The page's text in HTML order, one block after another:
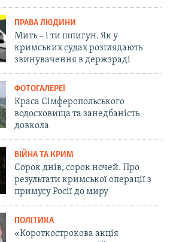
ПРАВА ЛЮДИНИ
Мить – і ти шпигун. Як у
кримських судах розглядають
звинувачення в держзраді
ФОТОГАЛЕРЕЇ
Краса Сімферопольського
водосховища та занедбаність
довкола
ВІЙНА ТА КРИМ
Сорок днів, сорок ночей. Про
результати кримської операції з
примусу Росії до миру
ПОЛІТИКА
«Короткострокова акція